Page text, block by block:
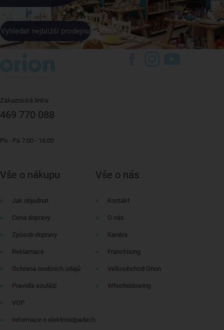
Vyhledat nejbližší prodejnu
Zákaznická linka:
469 770 088
Po - Pá 7:00 - 16:00
Vše o nákupu
Jak objednat
Cena dopravy
Způsob dopravy
Reklamace
Ochrana osobních údajů
Pravidla soutěží
VOP
Informace o elektroodpadech
Vše o nás
Kontakt
O nás
Kariéra
Franchising
Velkoobchod Orion
Whistleblowing